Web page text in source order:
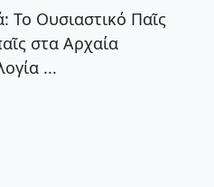
Το Ουσιαστικό Παῖς
στα Αρχαία
...